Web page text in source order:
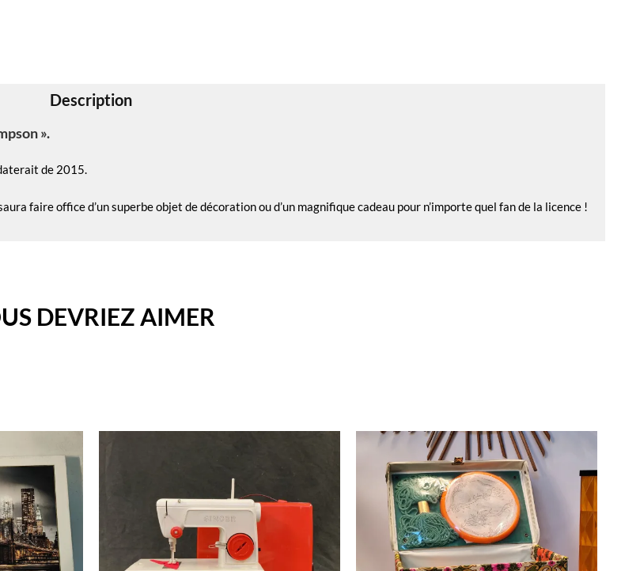
Description
».
de 2015.
faire office d’un superbe objet de décoration ou d’un magnifique cadeau pour n’importe quel fan de la licence !
DEVRIEZ AIMER